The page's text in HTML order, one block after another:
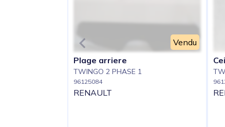
Vendu
Plage arriere
TWINGO 2 PHASE 1
96125084
RENAULT